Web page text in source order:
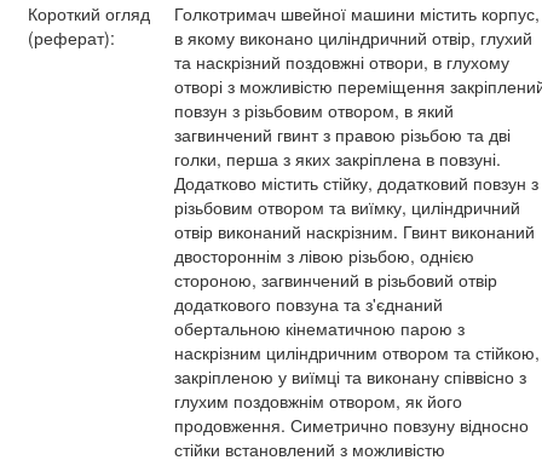
Короткий огляд
(реферат):
Голкотримач швейної машини містить корпус,
в якому виконано циліндричний отвір, глухий
та наскрізний поздовжні отвори, в глухому
отворі з можливістю переміщення
повзун з різьбовим отвором, в який
загвинчений гвинт з правою різьбою та дві
голки, перша з яких закріплена в повзуні.
Додатково містить стійку, додатковий повзун з
різьбовим отвором та виїмку, циліндричний
отвір виконаний наскрізним. Гвинт виконаний
двостороннім з лівою різьбою, однією
стороною, загвинчений в різьбовий отвір
додаткового повзуна та з'єднаний
обертальною кінематичною парою з
наскрізним циліндричним отвором та стійкою,
закріпленою у виїмці та виконану співвісно з
глухим поздовжнім отвором, як його
продовження. Симетрично повзуну відносно
стійки встановлений з можливістю